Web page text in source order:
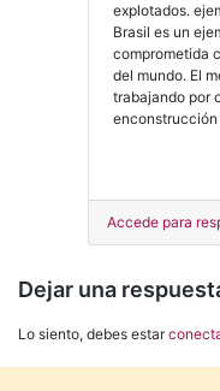
explotados.
Brasil es un
comprometida
del mundo. El
trabajando por
enconstrucción
Accede para
Dejar una
Lo siento, debes estar